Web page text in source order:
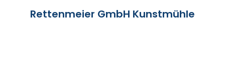
Rettenmeier GmbH Kunstmühle